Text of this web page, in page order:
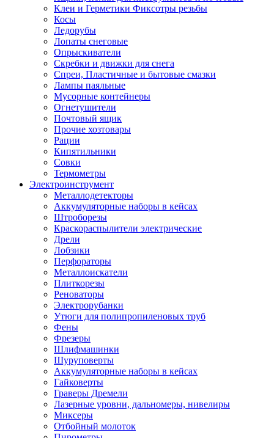
Клеи и Герметики Фиксотры резьбы
Косы
Ледорубы
Лопаты снеговые
Опрыскиватели
Скребки и движки для снега
Спреи, Пластичные и бытовые смазки
Лампы паяльные
Мусорные контейнеры
Огнетушители
Почтовый ящик
Прочие хозтовары
Рации
Кипятильники
Совки
Термометры
Электроинструмент
Металлодетекторы
Аккумуляторные наборы в кейсах
Штроборезы
Краскораспылители электрические
Дрели
Лобзики
Перфораторы
Металлоискатели
Плиткорезы
Реноваторы
Электрорубанки
Утюги для полипропиленовых труб
Фены
Фрезеры
Шлифмашинки
Шуруповерты
Аккумуляторные наборы в кейсах
Гайковерты
Граверы Дремели
Лазерные уровни, дальномеры, нивелиры
Миксеры
Отбойный молоток